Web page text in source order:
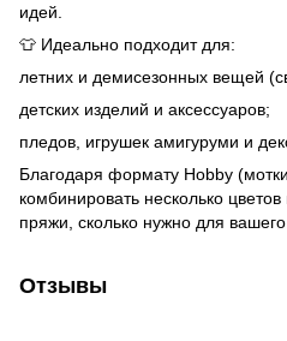
идей.
👕 Идеально подходит для:
летних и демисезонных вещей
детских изделий и аксессуаров;
пледов, игрушек амигуруми и
Благодаря формату Hobby
комбинировать несколько
пряжи, сколько нужно для вашего
Отзывы